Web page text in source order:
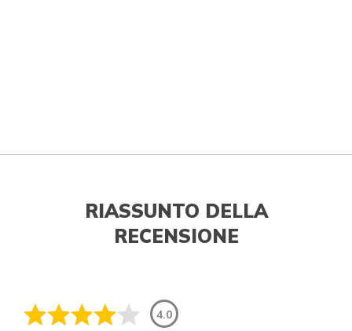
RIASSUNTO DELLA
RECENSIONE
4.0